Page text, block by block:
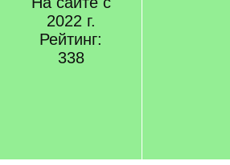
2022 г.
Рейтинг:
338